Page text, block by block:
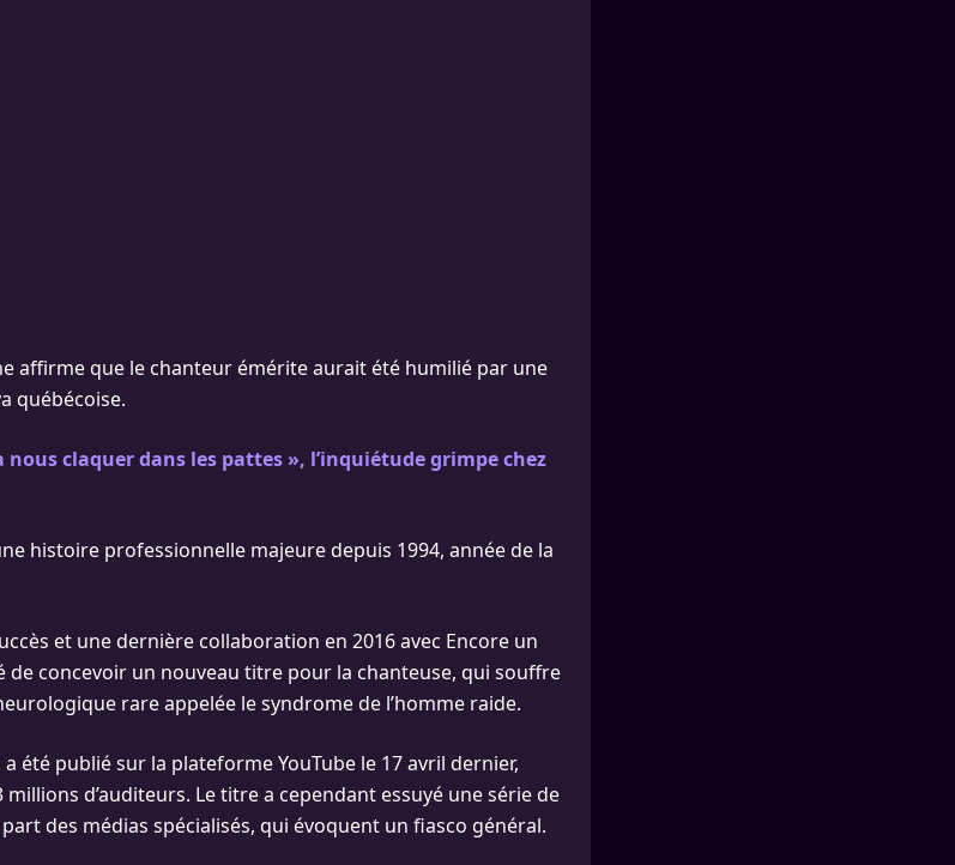
affirme que le chanteur émérite aurait été humilié par une
québécoise.
nous claquer dans les pattes », l’inquiétude grimpe chez
histoire professionnelle majeure depuis 1994, année de la
et une dernière collaboration en 2016 avec Encore un
de concevoir un nouveau titre pour la chanteuse, qui souffre
rare appelée le syndrome de l’homme raide.
été publié sur la plateforme YouTube le 17 avril dernier,
d’auditeurs. Le titre a cependant essuyé une série de
des médias spécialisés, qui évoquent un fiasco général.